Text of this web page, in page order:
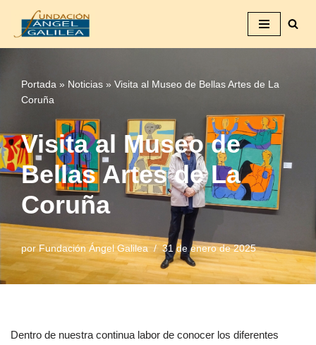
Saltar
Portada » Noticias » Visita al Museo de Bellas Artes de La
Coruña
Visita al Museo de
Bellas Artes de La
Coruña
por Fundación Ángel Galilea 31 de enero de 2025
Dentro de nuestra continua labor de conocer los diferentes